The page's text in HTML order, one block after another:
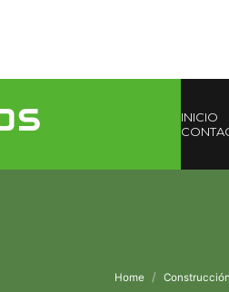
INICIO
Home Construcción